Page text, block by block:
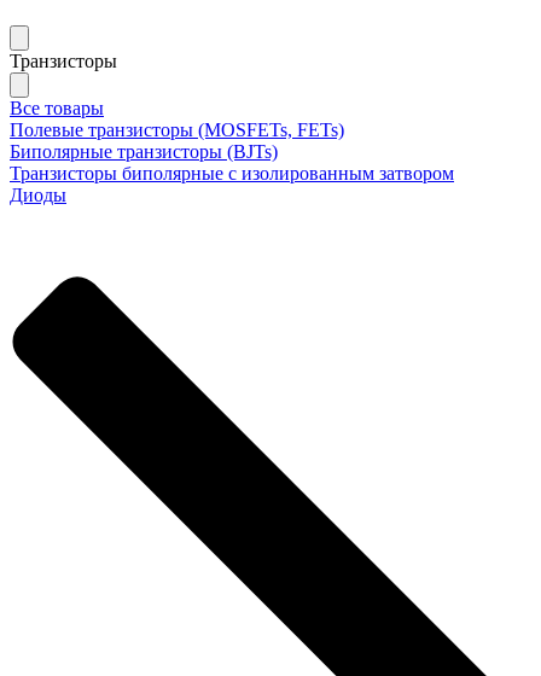
Транзисторы
Все товары
Полевые транзисторы (MOSFETs, FETs)
Биполярные транзисторы (BJTs)
Транзисторы биполярные с изолированным затвором
Диоды